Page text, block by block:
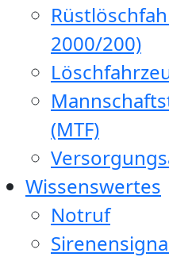
2000/200)
(MTF)
Wissenswertes
Notruf